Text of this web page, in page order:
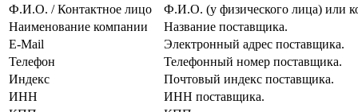
Ф.И.О. / Контактное лицо
Ф.И.О. (у физического лица) или
Наименование компании
Название поставщика.
E-Mail
Электронный адрес поставщика.
Телефон
Телефонный номер поставщика.
Индекс
Почтовый индекс поставщика.
ИНН
ИНН поставщика.